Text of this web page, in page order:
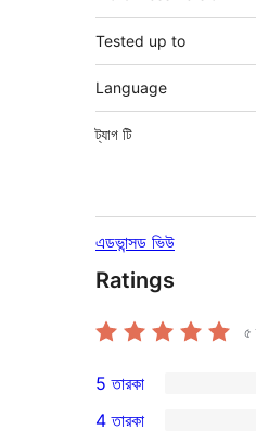
Tested up to
Language
ট্যাগ টি
এডভান্সড ভিউ
Ratings
৫
3টি
5-
5 তারকা
4 তারকা